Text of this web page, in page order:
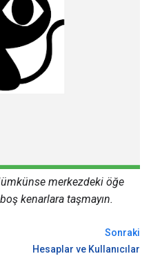
merkezdeki öğe
kenarlara taşmayın.
Sonraki
Hesaplar ve Kullanıcılar